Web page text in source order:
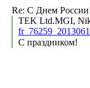
Re: C Днем
TEK Ltd.MGI,
С праздником!